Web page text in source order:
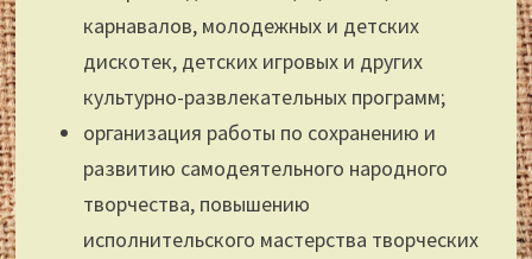
карнавалов, молодежных и детских
дискотек, детских игровых и других
культурно-развлекательных программ;
организация работы по сохранению и
развитию самодеятельного народного
творчества, повышению
исполнительского мастерства творческих